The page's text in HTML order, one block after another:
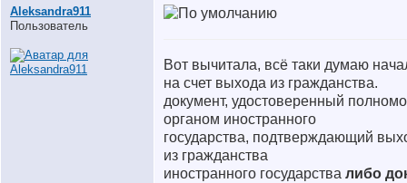
Aleksandra911
Пользователь
Вот вычитала, всё таки думаю
на счет выхода из гражданства.
документ, удостоверенный
органом иностранного
государства, подтверждающий
из гражданства
иностранного государства либо